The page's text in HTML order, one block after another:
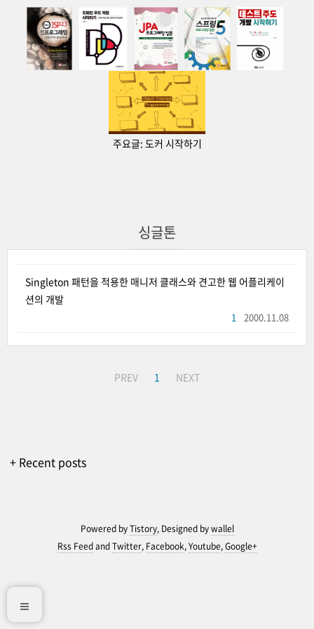
주요글: 도커 시작하기
싱글톤
Singleton 패턴을 적용한 매니저 클래스와 견고한 웹 어플리케이
션의 개발
2000.11.08
1
PREV 1 NEXT
+ Recent posts
Powered byTistory, Designed bywallel
Rss FeedandTwitter, Facebook,Youtube,Google+